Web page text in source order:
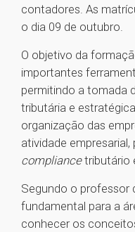
contadores. As
o dia 09 de outubro.
O objetivo da
importantes
permitindo a tomada
tributária e
organização das
atividade
compliancetributário
Segundo o professor
fundamental para a
conhecer os